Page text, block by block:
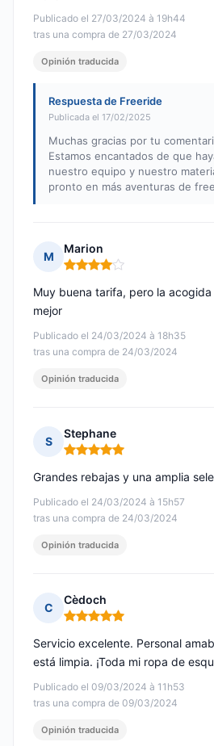
Publicado el 27/03/2024 à 19h44
tras una compra de 27/03/2024
Opinión traducida
Respuesta de Freeride
Publicada el 17/02/2025
Muchas gracias por tu
Estamos encantados de que
nuestro equipo y nuestro
pronto en más aventuras de
M
Marion
Nota: 4 de 5
Publicado el 24/03/2024 à 18h35
tras una compra de 24/03/2024
Muy buena tarifa, pero la
mejor
Opinión traducida
S
Stephane
Nota: 5 de 5
Publicado el 24/03/2024 à 15h57
tras una compra de 24/03/2024
Grandes rebajas y una amplia
Opinión traducida
C
Cèdoch
Nota: 5 de 5
Publicado el 09/03/2024 à 11h53
tras una compra de 09/03/2024
Servicio excelente. Personal
está limpia. ¡Toda mi ropa de
Opinión traducida